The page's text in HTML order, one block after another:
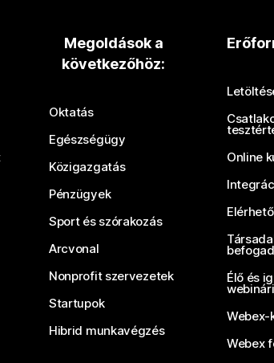
Megoldások a
következőhöz:
Oktatás
Egészségügy
Közigazgatás
Pénzügyek
Sport és szórakozás
Arcvonal
Nonprofit szervezetek
Startupok
Hibrid munkavégzés
Online
Élő és
Webex-
Webex